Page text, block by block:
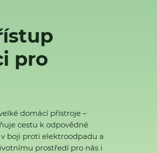
pro
domácí přístroje –
cestu k odpovědné
boji proti elektroodpadu a
prostředí pro nás i